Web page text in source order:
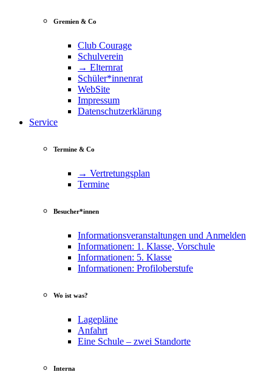
Gremien & Co
Club Courage
Schulverein
→ Elternrat
Schüler*innenrat
WebSite
Impressum
Datenschutzerklärung
Service
Termine & Co
→ Vertretungsplan
Termine
Besucher*innen
Informationsveranstaltungen und Anmelden
Informationen: 1. Klasse, Vorschule
Informationen: 5. Klasse
Informationen: Profiloberstufe
Wo ist was?
Lagepläne
Anfahrt
Eine Schule – zwei Standorte
Interna